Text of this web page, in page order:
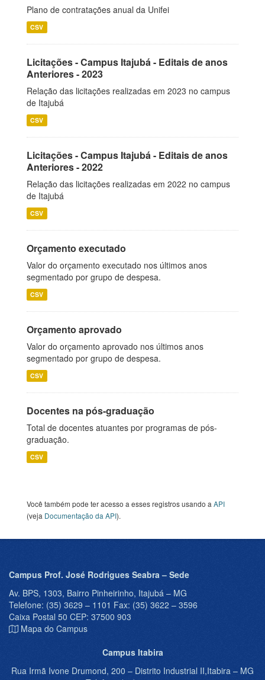
Plano de contratações anual da Unifei
CSV
Licitações - Campus Itajubá - Editais de anos
Anteriores - 2023
Relação das licitações realizadas em 2023 no campus
de Itajubá
CSV
Licitações - Campus Itajubá - Editais de anos
Anteriores - 2022
Relação das licitações realizadas em 2022 no campus
de Itajubá
CSV
Orçamento executado
Valor do orçamento executado nos últimos anos
segmentado por grupo de despesa.
CSV
Orçamento aprovado
Valor do orçamento aprovado nos últimos anos
segmentado por grupo de despesa.
CSV
Docentes na pós-graduação
Total de docentes atuantes por programas de pós-
graduação.
CSV
Você também pode ter acesso a esses registros usando a API
(veja Documentação da API).
Campus Prof. José Rodrigues Seabra – Sede
Av. BPS, 1303, Bairro Pinheirinho, Itajubá – MG
Telefone: (35) 3629 – 1101 Fax: (35) 3622 – 3596
Caixa Postal 50 CEP: 37500 903
Mapa do Campus
Campus Itabira
Rua Irmã Ivone Drumond, 200 – Distrito Industrial II,Itabira – MG